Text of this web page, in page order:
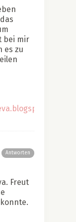
bei mir
es zu
Antworten
Freut